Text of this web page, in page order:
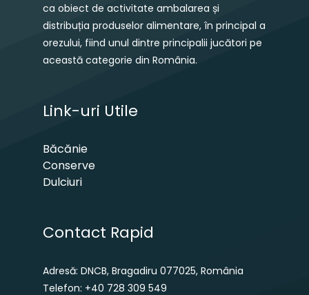
ca obiect de activitate ambalarea și
distribuția produselor alimentare, în principal a
orezului, fiind unul dintre principalii jucători pe
această categorie din România.
Link-uri Utile
Băcănie
Conserve
Dulciuri
Contact Rapid
Adresă: DNCB, Bragadiru 077025, România
Telefon: +40 728 309 549